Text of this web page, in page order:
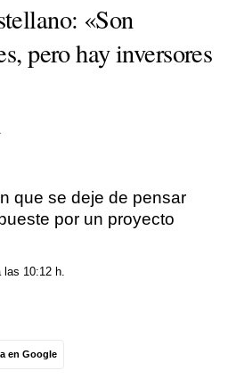
«Son
pero hay inversores
que se deje de pensar
por un proyecto
las 10:12 h.
en Google